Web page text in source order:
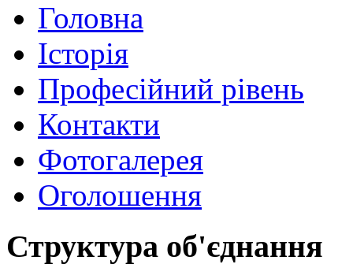
Головна
Історія
Професійний рівень
Контакти
Фотогалерея
Оголошення
Структура об'єднання